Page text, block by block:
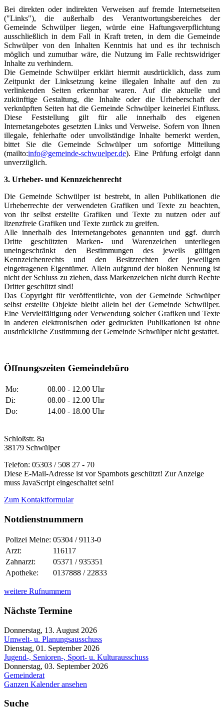
Bei direkten oder indirekten Verweisen auf fremde Internetseiten
("Links"), die außerhalb des Verantwortungsbereiches der
Gemeinde Schwülper liegen, würde eine Haftungsverpflichtung
ausschließlich in dem Fall in Kraft treten, in dem die Gemeinde
Schwülper von den Inhalten Kenntnis hat und es ihr technisch
möglich und zumutbar wäre, die Nutzung im Falle rechtswidriger
Inhalte zu verhindern.
Die Gemeinde Schwülper erklärt hiermit ausdrücklich, dass zum
Zeitpunkt der Linksetzung keine illegalen Inhalte auf den zu
verlinkenden Seiten erkennbar waren. Auf die aktuelle und
zukünftige Gestaltung, die Inhalte oder die Urheberschaft der
verknüpften Seiten hat die Gemeinde Schwülper keinerlei Einfluss.
Diese Feststellung gilt für alle innerhalb des eigenen
Internetangebotes gesetzten Links und Verweise. Sofern von Ihnen
illegale, fehlerhafte oder unvollständige Inhalte bemerkt werden,
bittet Sie die Gemeinde Schwülper um sofortige Mitteilung
(mailto:info@gemeinde-schwuelper.de). Eine Prüfung erfolgt dann
unverzüglich.
3. Urheber- und Kennzeichenrecht
Die Gemeinde Schwülper ist bestrebt, in allen Publikationen die
Urheberrechte der verwendeten Grafiken und Texte zu beachten,
von ihr selbst erstellte Grafiken und Texte zu nutzen oder auf
lizenzfreie Grafiken und Texte zurück zu greifen.
Alle innerhalb des Internetangebotes genannten und ggf. durch
Dritte geschützten Marken- und Warenzeichen unterliegen
uneingeschränkt den Bestimmungen des jeweils gültigen
Kennzeichenrechts und den Besitzrechten der jeweiligen
eingetragenen Eigentümer. Allein aufgrund der bloßen Nennung ist
nicht der Schluss zu ziehen, dass Markenzeichen nicht durch Rechte
Dritter geschützt sind!
Das Copyright für veröffentlichte, von der Gemeinde Schwülper
selbst erstellte Objekte bleibt allein bei der Gemeinde Schwülper.
Eine Vervielfältigung oder Verwendung solcher Grafiken und Texte
in anderen elektronischen oder gedruckten Publikationen ist ohne
ausdrückliche Zustimmung der Gemeinde Schwülper nicht gestattet.
Öffnungszeiten Gemeindebüro
Mo:
08.00 - 12.00 Uhr
Di:
08.00 - 12.00 Uhr
Do:
14.00 - 18.00 Uhr
Schloßstr. 8a
38179 Schwülper
Telefon: 05303 / 508 27 - 70
Diese E-Mail-Adresse ist vor Spambots geschützt! Zur Anzeige
muss JavaScript eingeschaltet sein!
Zum Kontaktformular
Notdienstnummern
Polizei Meine: 05304 / 9113-0
Arzt:
116117
Zahnarzt:
05371 / 935351
Apotheke:
0137888 / 22833
weitere Rufnummern
Nächste Termine
Donnerstag, 13. August 2026
Umwelt- u. Planungsausschuss
Dienstag, 01. September 2026
Jugend-, Senioren-, Sport- u. Kulturausschuss
Donnerstag, 03. September 2026
Gemeinderat
Ganzen Kalender ansehen
Suche